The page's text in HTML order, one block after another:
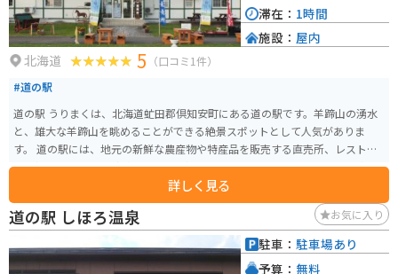
北海道 5 （口コミ1件）
#道の駅
道の駅 うりまくは、北海道虻田郡倶知安町にある道の駅です。羊蹄山の湧水
と、雄大な羊蹄山を眺めることができる絶景スポットとして人気がありま
す。 道の駅には、地元の新鮮な農産物や特産品を販売する直売所、レストラ
ン、軽食コーナーなどがあります。中でも、地元産の豚肉を使ったジンギスカ
ンや、羊蹄山麓で育った新鮮な野菜を使った料理がおすすめです。 バイクで
訪れる場合、駐車場も広く停めやすいので安心です。羊蹄山の周遊道路は景
色も良く、ツーリングにも最適です。周辺には、ニセコやルスツリゾートな
どの観光スポットも点在しており、拠点としても便利です。 倶知安町はじゃ
がいもやアスパラガスなどの農産物が有名なので、道の駅で購入したり、周
詳しく見る
滞在： 1時間
施設： 屋内
道の駅 しほろ温泉 お気に入り
駐車： 駐車場あり
予算： 無料